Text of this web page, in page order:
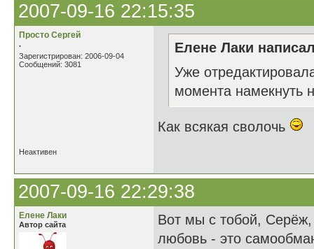
2007-09-16 22:15:35
Просто Сергей
.
Зарегистрирован: 2006-09-04
Сообщений: 3081
Елене Лаки
Уже
момента намекнуть
Как всякая сволочь
Неактивен
2007-09-16 22:29:38
Елене Лаки
Автор сайта
Вот мы с тобой,
любовь - это